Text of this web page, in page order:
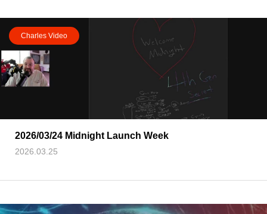
Charles Video
2026/03/24 Midnight Launch Week
2026.03.25